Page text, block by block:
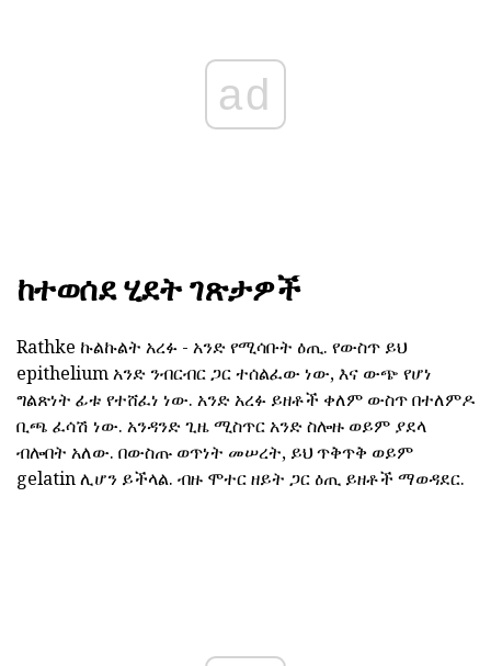
ad
ከተወሰደ ሂደት ገጽታዎች
Rathke ኩልኩልት አረፉ - አንድ የሚሳቡት ዕጢ. የውስጥ ይህ
epithelium አንድ ንብርብር ጋር ተሰልፈው ነው, እና ውጭ የሆነ
ግልጽነት ፊቱ የተሸፈነ ነው. አንድ አረፉ ይዘቶች ቀለም ውስጥ በተለምዶ
ቢጫ ፈሳሽ ነው. አንዳንድ ጊዜ ሚስጥር አንድ ስሎዙ ወይም ያደላ
ብሎበት አለው. በውስጡ ወጥነት መሠረት, ይህ ጥቅጥቅ ወይም
gelatin ሊሆን ይችላል. ብዙ ሞተር ዘይት ጋር ዕጢ ይዘቶች ማወዳደር.